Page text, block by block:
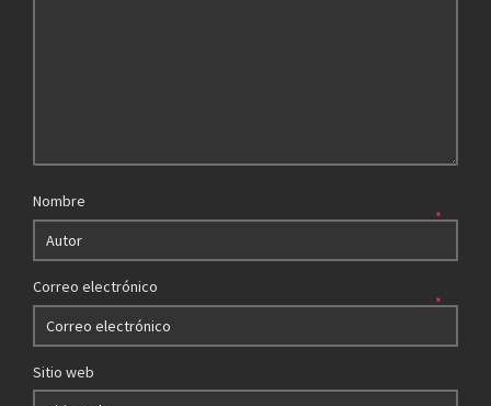
Nombre
*
Correo electrónico
*
Sitio web